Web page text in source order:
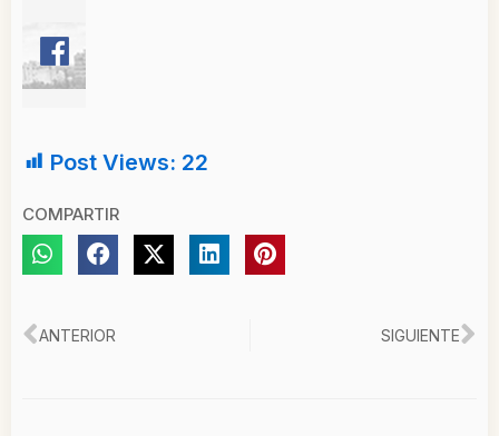
Post Views: 22
COMPARTIR
Ant
ANTERIOR SIGUIENTE